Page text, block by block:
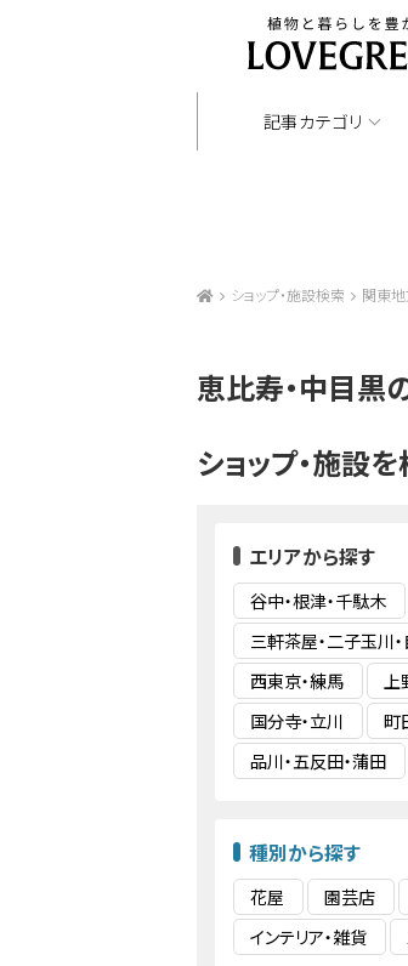
記事カテゴリ
ショップ・施設検索 関東
恵比寿・中目黒
ショップ・施設
エリアから探す
谷中・根津・千駄木
三軒茶屋・二子玉川
西東京・練馬
上
国分寺・立川
町
品川・五反田・蒲田
種別から探す
花屋 園芸店
インテリア・雑貨